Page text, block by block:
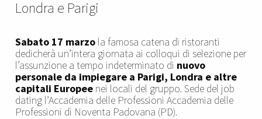
Londra e Parigi
Sabato 17 marzo la famosa catena di ristoranti
dedicherà un’intera giornata ai colloqui di selezione per
l’assunzione a tempo indeterminato di nuovo
personale da impiegare a Parigi, Londra e altre
capitali Europee nei locali del gruppo. Sede del job
dating l’Accademia delle Professioni Accademia delle
Professioni di Noventa Padovana (PD).